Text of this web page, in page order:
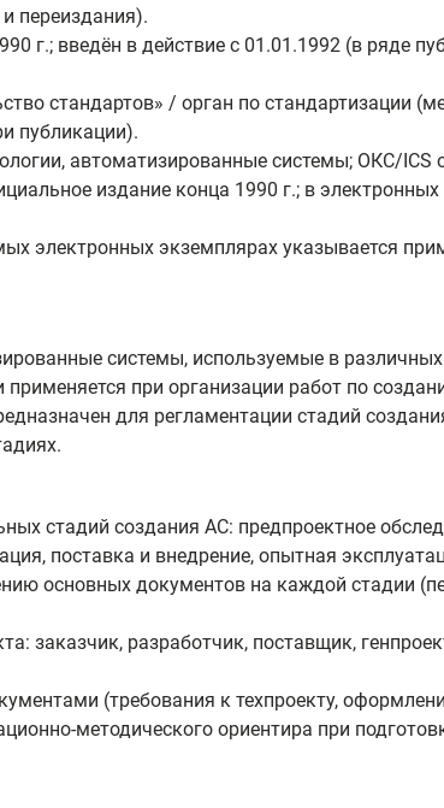
переиздания).
г.; введён в действие с 01.01.1992 (в ряде
стандартов» / орган по стандартизации
публикации).
автоматизированные системы; ОКС/ICS
издание конца 1990 г.; в
электронных экземплярах указывается
системы, используемые в
применяется при организации работ по
для регламентации стадий
стадий создания АС: предпроектное
поставка и внедрение, опытная
основных документов на каждой стадии
заказчик, разработчик, поставщик,
(требования к техпроекту,
ориентира при